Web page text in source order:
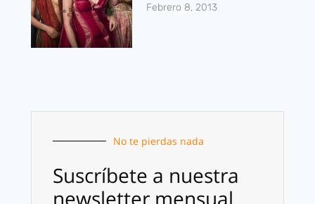
Febrero 8, 2013
No te pierdas nada
Suscríbete a nuestra
newsletter mensual